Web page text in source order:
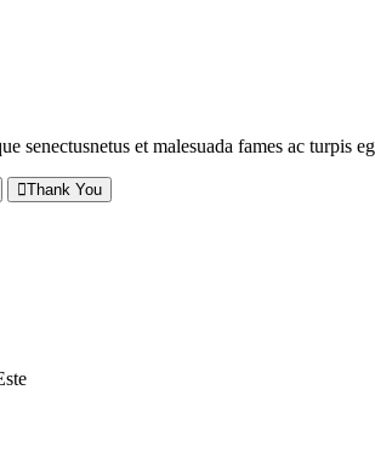
senectusnetus et malesuada fames ac turpis
Thank You